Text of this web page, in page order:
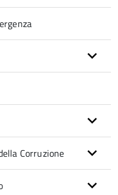
Corruzione